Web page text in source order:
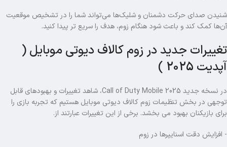
شنیدن صدای حرکت دشمنان و شلیک‌ها می‌تواند شما را در تشخیص موقعیت
آن‌ها کمک کند و باعث شود هنگام زوم، هدف را سریع تر پیدا کنید.
تغییرات جدید در زوم کالاف دیوتی موبایل (
آپدیت 2025 )
در نسخه جدید Call of Duty Mobile 2025، شاهد تغییرات و بهبودهای قابل‌
توجهی در بخش تنظیمات زوم کالاف دیوتی موبایل هستیم که تجربه بازی را
برای بازیکنان بهبود می بخشد. برخی از این تغییرات عبارتند از.
- افزایش دقت اسنایپرها در زوم